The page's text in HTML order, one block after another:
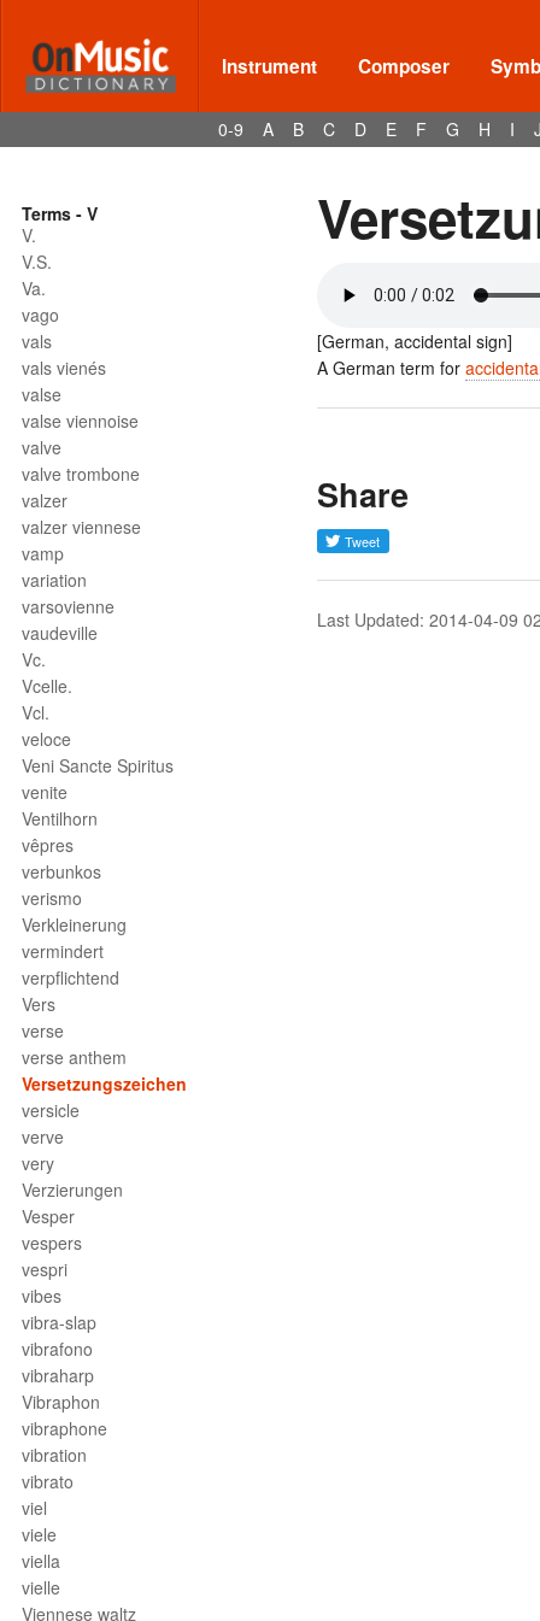
Instrument Composer
0-9 A B C D E F G H I
Terms - V
V.
V.S.
Va.
vago
vals
vals vienés
valse
valse viennoise
valve
valve trombone
valzer
valzer viennese
vamp
variation
varsovienne
vaudeville
Vc.
Vcelle.
Vcl.
veloce
Veni Sancte Spiritus
venite
Ventilhorn
vêpres
verbunkos
verismo
Verkleinerung
vermindert
verpflichtend
Vers
verse
verse anthem
Versetzungszeichen
versicle
verve
very
Verzierungen
Vesper
vespers
vespri
vibes
vibra-slap
vibrafono
vibraharp
Vibraphon
vibraphone
vibration
vibrato
viel
viele
viella
vielle
Viennese waltz
[German, accidental sign]
A German term for
Share
Last Updated: 2014-04-09